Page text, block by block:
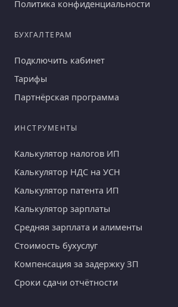
Политика конфиденциальности
БУХГАЛТЕРАМ
Подключить кабинет
Тарифы
Партнёрская программа
ИНСТРУМЕНТЫ
Калькулятор налогов ИП
Калькулятор НДС на УСН
Калькулятор патента ИП
Калькулятор зарплаты
Средняя зарплата и алименты
Стоимость бухуслуг
Компенсация за задержку ЗП
Сроки сдачи отчётности